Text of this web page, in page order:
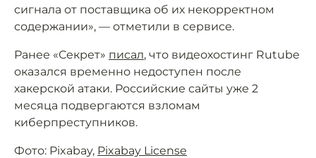
сигнала от поставщика об их некорректном
содержании», — отметили в сервисе.
Ранее «Секрет» писал, что видеохостинг Rutube
оказался временно недоступен после
хакерской атаки. Российские сайты уже 2
месяца подвергаются взломам
киберпреступников.
Фото: Pixabay, Pixabay License